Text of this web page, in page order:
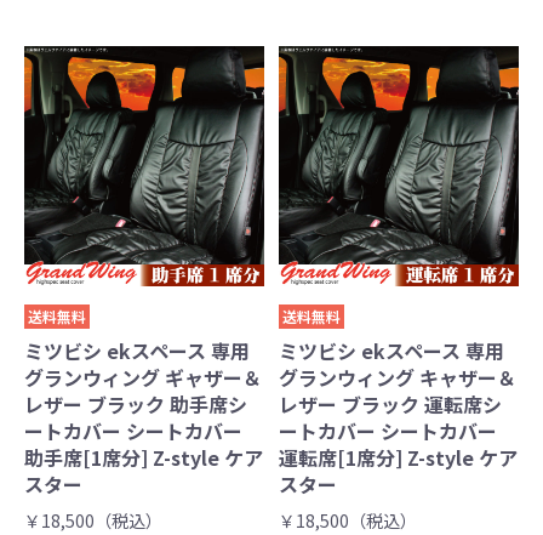
送料無料
ミツビシ ekスペース 専用
グランウィング ギャザー＆
レザー ブラック 助手席シ
ートカバー シートカバー
助手席[1席分] Z-style ケア
スター
￥18,500（税込）
送料無料
ミツビシ ekスペース 専用
グランウィング キャザー＆
レザー ブラック 運転席シ
ートカバー シートカバー
運転席[1席分] Z-style ケア
スター
￥18,500（税込）